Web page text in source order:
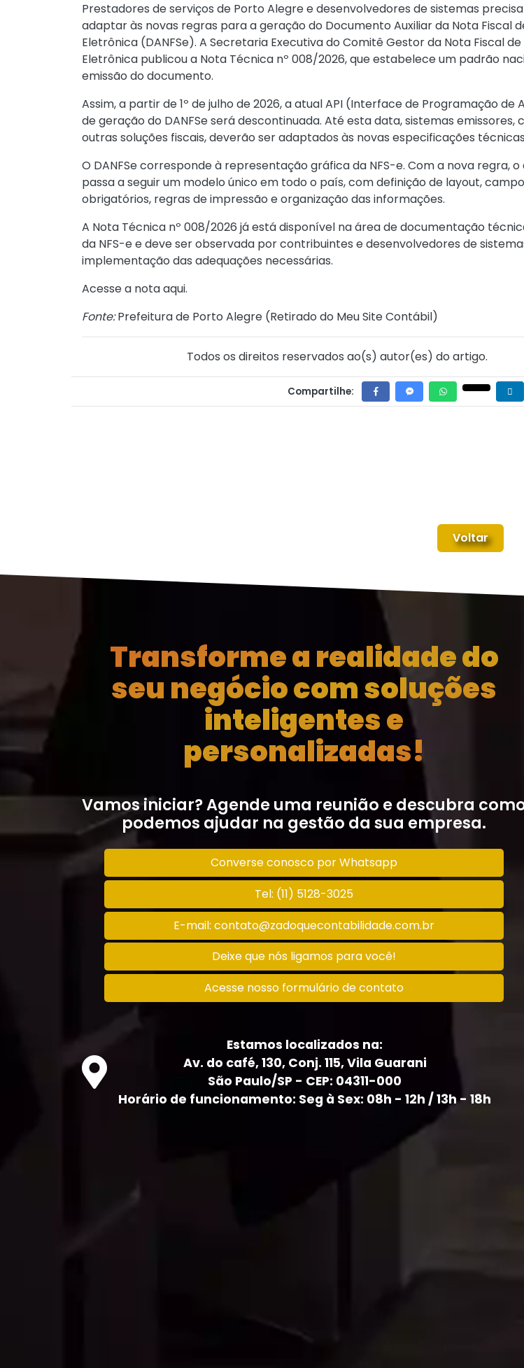
Prestadores de serviços de Porto Alegre e desenvolvedores de sistemas
adaptar às novas regras para a geração do Documento Auxiliar da Nota Fiscal
Eletrônica (DANFSe). A Secretaria Executiva do Comitê Gestor da Nota Fiscal de
Eletrônica publicou a Nota Técnica nº 008/2026, que estabelece um padrão
emissão do documento.
Assim, a partir de 1º de julho de 2026, a atual API (Interface de Programação de
de geração do DANFSe será descontinuada. Até esta data, sistemas emissores,
outras soluções fiscais, deverão ser adaptados às novas especificações
O DANFSe corresponde à representação gráfica da NFS-e. Com a nova regra,
passa a seguir um modelo único em todo o país, com definição de layout,
obrigatórios, regras de impressão e organização das informações.
A Nota Técnica nº 008/2026 já está disponível na área de documentação
da NFS-e e deve ser observada por contribuintes e desenvolvedores de
implementação das adequações necessárias.
Acesse a notaaqui.
Fonte:Prefeitura de Porto Alegre (Retirado do Meu Site Contábil)
Todos os direitos reservados ao(s) autor(es) do artigo.
Compartilhe:
Voltar
Transforme a realidade do
seu negócio com soluções
inteligentes e
personalizadas!
Vamos iniciar? Agende uma reunião e descubra
podemos ajudar na gestão da sua empresa.
Converse conosco por Whatsapp
Tel: (11) 5128-3025
E-mail: contato@zadoquecontabilidade.com.br
Deixe que nós ligamos para você!
Acesse nosso formulário de contato
Estamos localizados na:
Av. do café, 130, Conj. 115, Vila Guarani
São Paulo/SP - CEP: 04311-000
Horário de funcionamento: Seg à Sex: 08h - 12h / 13h - 18h